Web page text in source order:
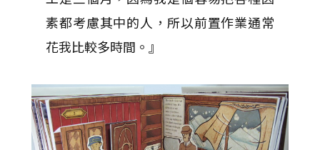
素都考慮其中的人，所以前置作業通常
花我比較多時間。』